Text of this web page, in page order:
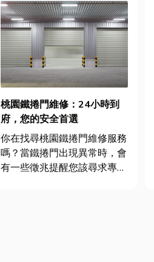
桃園鐵捲門維修：24小時到
府，您的安全首選
你在找尋桃園鐵捲門維修服務
嗎？當鐵捲門出現異常時，會
有一些徵兆提醒您該尋求專業